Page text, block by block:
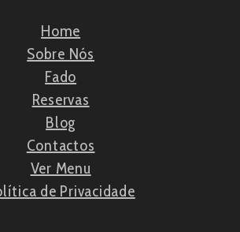
Home
Sobre Nós
Fado
Reservas
Blog
Contactos
Ver Menu
de Privacidade